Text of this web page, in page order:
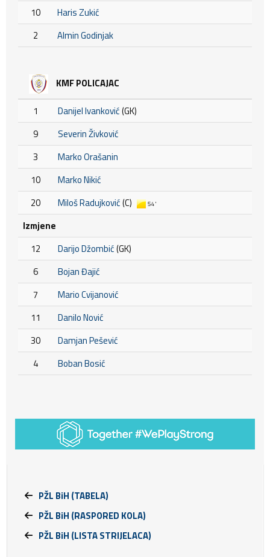
10
Haris Zukić
2
Almin Godinjak
KMF POLICAJAC
1 Danijel Ivanković(GK)
9
Severin Živković
3
Marko Orašanin
10
Marko Nikić
20
Miloš Radujković(C) 54'
Izmjene
12
Darijo Džombić(GK)
6
Bojan Đajić
7
Mario Cvijanović
11
Danilo Nović
30
Damjan Pešević
4
Boban Bosić
PŽL BiH (TABELA)
PŽL BiH (RASPORED KOLA)
PŽL BiH (LISTA STRIJELACA)